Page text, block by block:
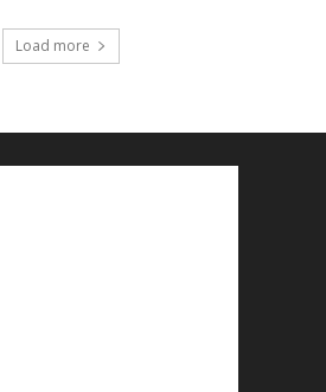
Load more